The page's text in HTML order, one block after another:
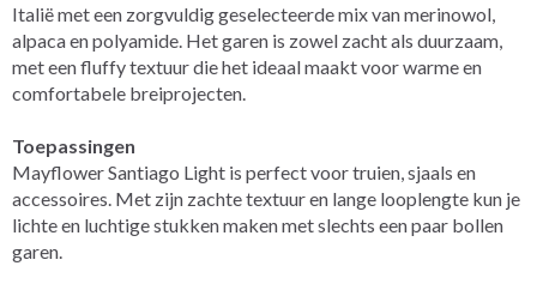
Italië met een zorgvuldig geselecteerde mix van merinowol,
alpaca en polyamide. Het garen is zowel zacht als duurzaam,
met een fluffy textuur die het ideaal maakt voor warme en
comfortabele breiprojecten.
Toepassingen
Mayflower Santiago Light is perfect voor truien, sjaals en
accessoires. Met zijn zachte textuur en lange looplengte kun je
lichte en luchtige stukken maken met slechts een paar bollen
garen.